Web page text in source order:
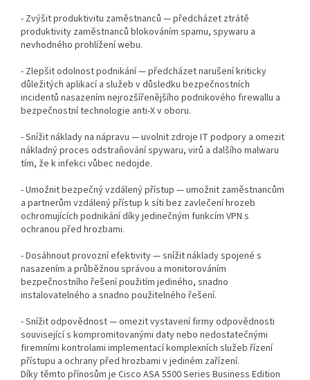
- Zvýšit produktivitu zaměstnanců — předcházet ztrátě
produktivity zaměstnanců blokováním spamu, spywaru a
nevhodného prohlížení webu.
- Zlepšit odolnost podnikání — předcházet narušení kriticky
důležitých aplikací a služeb v důsledku bezpečnostních
incidentů nasazením nejrozšířenějšího podnikového firewallu a
bezpečnostní technologie anti-X v oboru.
- Snížit náklady na nápravu — uvolnit zdroje IT podpory a omezit
nákladný proces odstraňování spywaru, virů a dalšího malwaru
tím, že k infekci vůbec nedojde.
- Umožnit bezpečný vzdálený přístup — umožnit zaměstnancům
a partnerům vzdálený přístup k síti bez zavlečení hrozeb
ochromujících podnikání díky jedinečným funkcím VPN s
ochranou před hrozbami.
- Dosáhnout provozní efektivity — snížit náklady spojené s
nasazením a průběžnou správou a monitorováním
bezpečnostního řešení použitím jediného, snadno
instalovatelného a snadno použitelného řešení.
- Snížit odpovědnost — omezit vystavení firmy odpovědnosti
související s kompromitovanými daty nebo nedostatečnými
firemními kontrolami implementací komplexních služeb řízení
přístupu a ochrany před hrozbami v jediném zařízení.
Díky těmto přínosům je Cisco ASA 5500 Series Business Edition